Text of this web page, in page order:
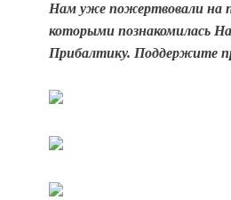
Нам уже пожертвовали на
которыми познакомилась
Прибалтику. Поддержите